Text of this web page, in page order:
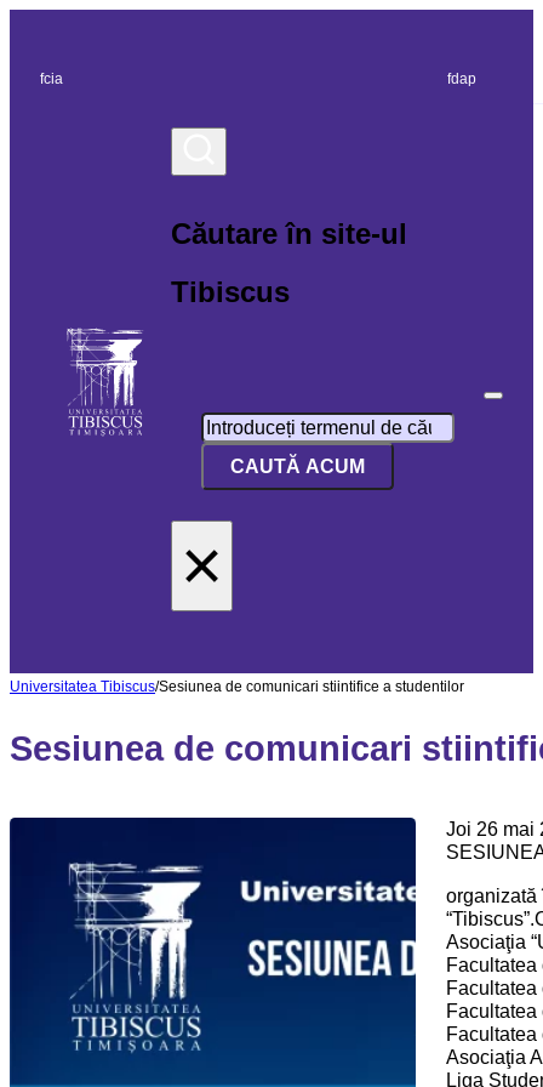
fcia fdap
Căutare în site-ul
Tibiscus
Search
CAUTĂ ACUM
×
Universitatea Tibiscus/Sesiunea de comunicari stiintifice a studentilor
Sesiunea de comunicari
Joi 26 mai
organizată
Asociaţia
Facultatea
Facultatea
Facultatea
Facultatea
Asociaţia
Liga